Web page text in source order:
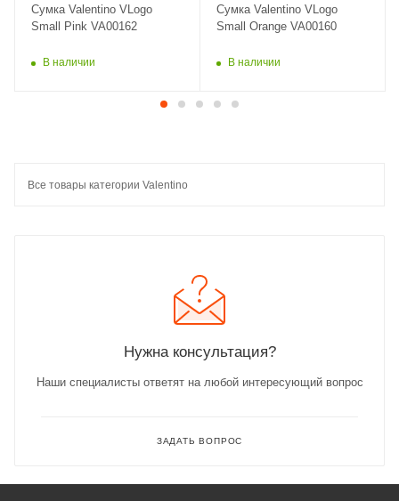
Сумка Valentino VLogo
Small Pink VA00162
В наличии
Сумка Valentino VLogo
Small Orange VA00160
В наличии
Все товары категории Valentino
Нужна консультация?
Наши специалисты ответят на любой интересующий вопрос
ЗАДАТЬ ВОПРОС